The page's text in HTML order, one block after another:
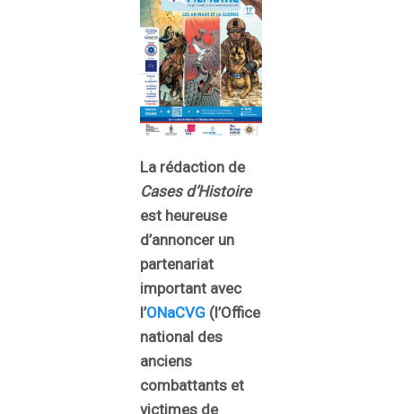
La rédaction de
Cases d’Histoire
est heureuse
d’annoncer un
partenariat
important avec
l’ONaCVG (l’Office
national des
anciens
combattants et
victimes de